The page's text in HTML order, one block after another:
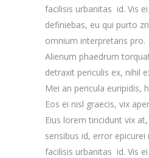
facilisis urbanitas id. Vis
definiebas, eu qui purto
omnium interpretaris pro.
Alienum phaedrum
detraxit periculis ex, nihil
Mei an pericula euripidis,
Eos ei nisl graecis, vix
Eius lorem tincidunt vix
sensibus id, error epicurei
facilisis urbanitas id. Vis